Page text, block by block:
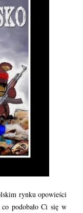
rynku opowieści
podobało Ci się w